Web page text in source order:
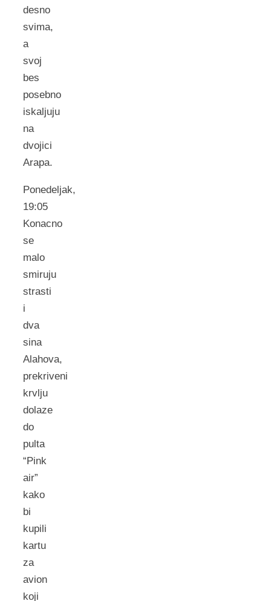
desno
svima,
a
svoj
bes
posebno
iskaljuju
na
dvojici
Arapa.
Ponedeljak,
19:05
Konacno
se
malo
smiruju
strasti
i
dva
sina
Alahova,
prekriveni
krvlju
dolaze
do
pulta
“Pink
air”
kako
bi
kupili
kartu
za
avion
koji